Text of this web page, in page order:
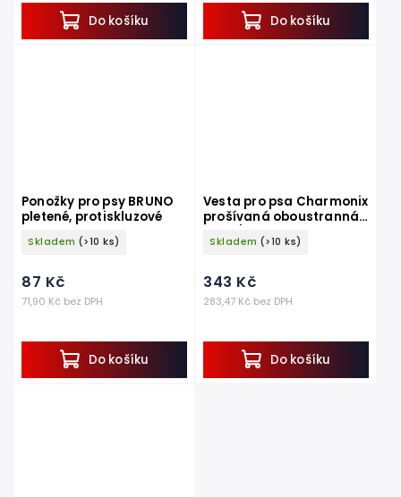
Do košíku Do košíku
Ponožky pro psy BRUNO
pletené, protiskluzové
Skladem (>10 ks)
71,90 Kč bez DPH
87 Kč
Do košíku
Vesta pro psa Charmonix
prošívaná oboustranná,
šedá/neonově žlutá
Skladem (>10 ks)
283,47 Kč bez DPH
343 Kč
Do košíku